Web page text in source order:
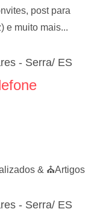
post para
e muito mais...
- Serra/ ES
& ⛪️Artigos
- Serra/ ES